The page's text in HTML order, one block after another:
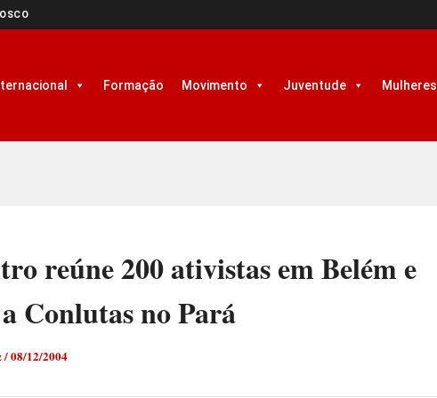
Formação Movimento Juventude Mulheres
reúne 200 ativistas em Belém e
Conlutas no Pará
/08/12/2004